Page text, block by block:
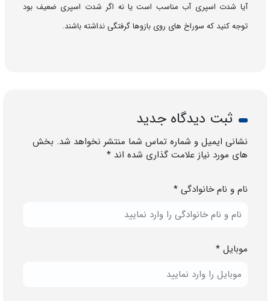
آیا شدت اسپری آب مناسب است یا نه اگر شدت اسپری ضعیف بود
توجه کنید که سوراخ های روی بازوها گرفتگی نداشته باشند.
ثبت دیدگاه جدید
نشانی ایمیل و شماره تماس شما منتشر نخواهد شد. بخش
های مورد نیاز علامت گذاری شده اند *
نام و نام خانوادگی *
موبایل *